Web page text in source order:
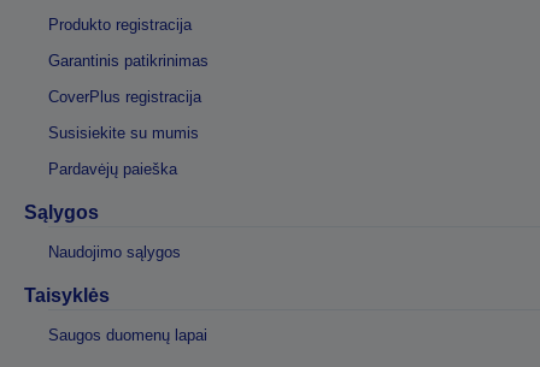
Produkto registracija
Garantinis patikrinimas
CoverPlus registracija
Susisiekite su mumis
Pardavėjų paieška
Sąlygos
Naudojimo sąlygos
Taisyklės
Saugos duomenų lapai